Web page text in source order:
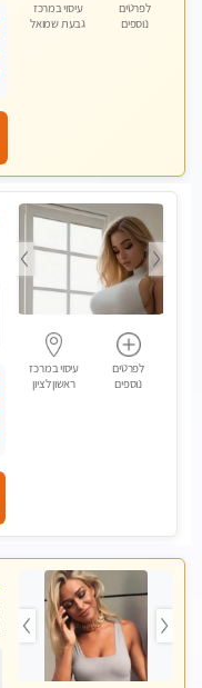
לפרטים
נוספים
עיסוי במרכז
גבעת שמואל
לפרטים
נוספים
עיסוי במרכז
ראשון לציון